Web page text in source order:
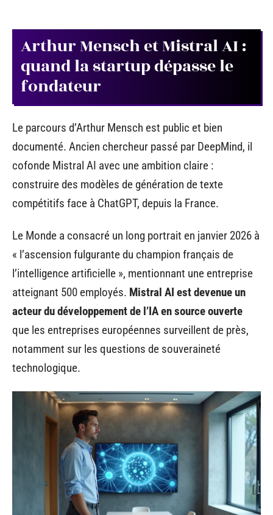
Arthur Mensch et Mistral AI :
quand la startup dépasse le
fondateur
Le parcours d’Arthur Mensch est public et bien
documenté. Ancien chercheur passé par DeepMind, il
cofonde Mistral AI avec une ambition claire :
construire des modèles de génération de texte
compétitifs face à ChatGPT, depuis la France.
Le Monde a consacré un long portrait en janvier 2026 à
« l’ascension fulgurante du champion français de
l’intelligence artificielle », mentionnant une entreprise
atteignant 500 employés. Mistral AI est devenue un
acteur du développement de l’IA en source ouverte
que les entreprises européennes surveillent de près,
notamment sur les questions de souveraineté
technologique.